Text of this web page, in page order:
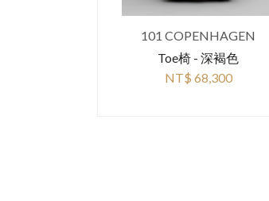
101 COPENHAGEN
Toe椅 - 深褐色
NT$ 68,300